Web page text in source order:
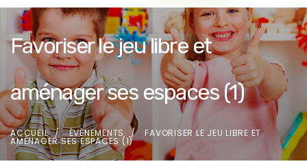
Favoriser le jeu libre et
aménager ses espaces (1)
ACCUEIL ÉVÈNEMENTS FAVORISER LE JEU LIBRE ET
AMÉNAGER SES ESPACES (1)